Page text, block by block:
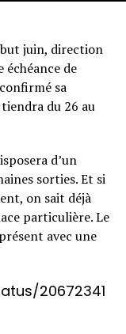
juin, direction
de
sa
du 26 au
d’un
sorties. Et si
on sait déjà
particulière. Le
avec une
20672341